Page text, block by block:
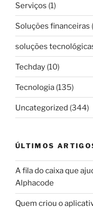
Serviços (1)
Soluções financeiras
soluções
Techday (10)
Tecnologia (135)
Uncategorized (344)
ÚLTIMOS
A fila do caixa que
Alphacode
Quem criou o